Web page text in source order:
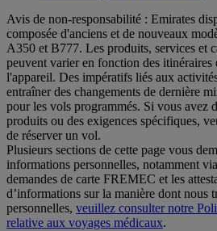
Avis de non-responsabilité : Emirates
composée d'anciens et de nouveaux
A350 et B777. Les produits, services et
peuvent varier en fonction des
l'appareil. Des impératifs liés aux
entraîner des changements de dernière
pour les vols programmés. Si vous avez
produits ou des exigences spécifiques,
de réserver un vol.
Plusieurs sections de cette page vous
informations personnelles, notamment
demandes de carte FREMEC et les
d’informations sur la manière dont nous
personnelles, veuillez consulter notre
relative aux voyages médicaux.